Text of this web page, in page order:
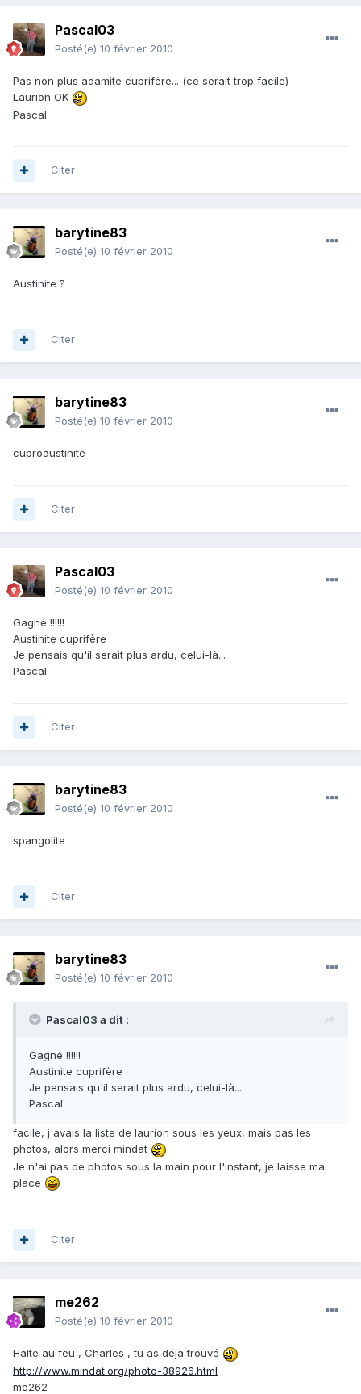
Pascal03
Posté(e) 10 février 2010
Pas non plus adamite cuprifère... (ce serait trop facile)
Laurion OK
Pascal
Citer
barytine83
Posté(e) 10 février 2010
Austinite ?
Citer
barytine83
Posté(e) 10 février 2010
cuproaustinite
Citer
Pascal03
Posté(e) 10 février 2010
Gagné !!!!!!
Austinite cuprifère
Je pensais qu'il serait plus ardu, celui-là...
Pascal
Citer
barytine83
Posté(e) 10 février 2010
spangolite
Citer
barytine83
Posté(e) 10 février 2010
Pascal03 a dit :
Gagné !!!!!!
Austinite cuprifère
Je pensais qu'il serait plus ardu, celui-là...
Pascal
facile, j'avais la liste de laurion sous les yeux, mais pas les
photos, alors merci mindat
Je n'ai pas de photos sous la main pour l'instant, je laisse ma
place
Citer
me262
Posté(e) 10 février 2010
Halte au feu , Charles , tu as déja trouvé
http://www.mindat.org/photo-38926.html
me262